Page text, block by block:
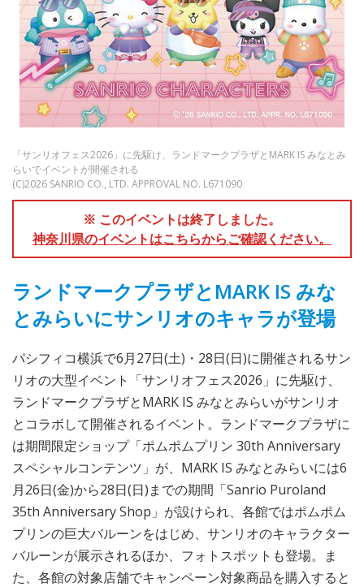
「サンリオフェス2026」に先駆け、ランドマークプラザとMARK IS みなとみ
らいでイベントが開催される
(C)2026 SANRIO CO., LTD. APPROVAL NO. L671090
※ このイベントは終了しました。
神奈川県のイベントはこちらからご確認ください。
ランドマークプラザとMARK IS みな
とみらいにサンリオのキャラが登場
パシフィコ横浜で6月27日(土)・28日(日)に開催されるサン
リオの大型イベント「サンリオフェス2026」に先駆け、
ランドマークプラザとMARK IS みなとみらいがサンリオ
とコラボして開催されるイベント。ランドマークプラザに
は期間限定ショップ「ポムポムプリン 30th Anniversary
スペシャルコンテンツ」が、MARK IS みなとみらいには6
月26日(金)から28日(日)までの期間「Sanrio Puroland
35th Anniversary Shop」が設けられ、各館ではポムポム
プリンの巨大バルーンをはじめ、サンリオのキャラクター
バルーンが展示されるほか、フォトスポットも登場。ま
た、各館の対象店舗でキャンペーン対象商品を購入すると